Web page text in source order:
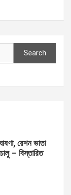
Search
রেশন ভাতা
– বিস্তারিত